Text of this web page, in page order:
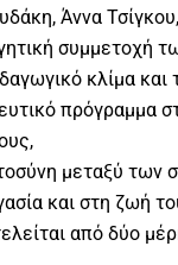
Άννα
κλίμα
πρόγραμμα
μεταξύ
και στη ζωή
από δύο